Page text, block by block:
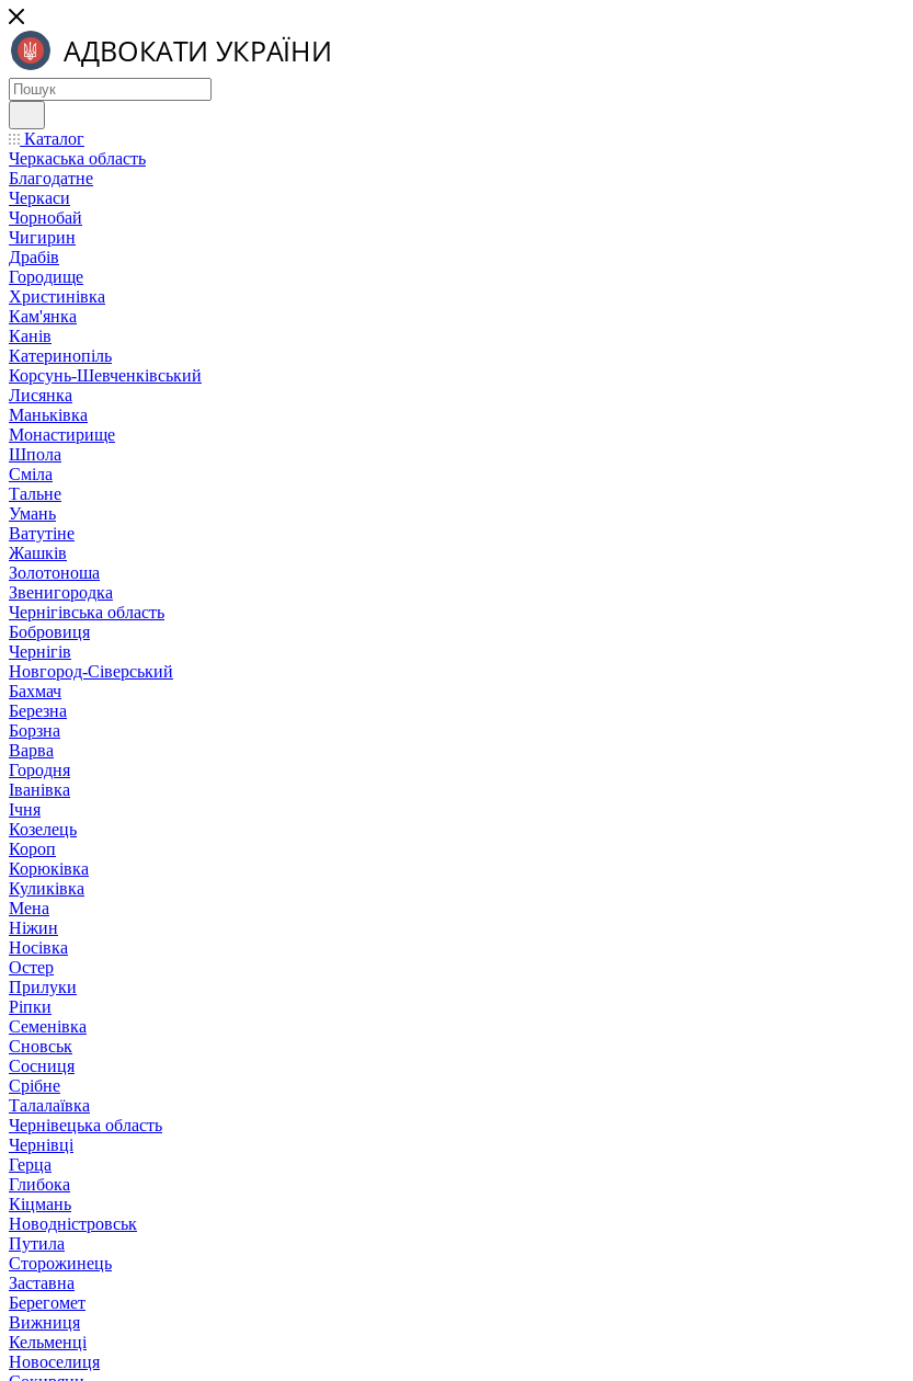
Каталог
Черкаська область
Благодатне
Черкаси
Чорнобай
Чигирин
Драбів
Городище
Христинівка
Кам'янка
Канів
Катеринопіль
Корсунь-Шевченківський
Лисянка
Маньківка
Монастирище
Шпола
Сміла
Тальне
Умань
Ватутіне
Жашків
Золотоноша
Звенигородка
Чернігівська область
Бобровиця
Чернігів
Новгород-Сіверський
Бахмач
Березна
Борзна
Варва
Городня
Іванівка
Ічня
Козелець
Короп
Корюківка
Куликівка
Мена
Ніжин
Носівка
Остер
Прилуки
Ріпки
Семенівка
Сновськ
Сосниця
Срібне
Талалаївка
Чернівецька область
Чернівці
Герца
Глибока
Кіцмань
Новодністровськ
Путила
Сторожинець
Заставна
Берегомет
Вижниця
Кельменці
Новоселиця